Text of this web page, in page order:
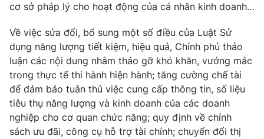
Ðiện thoại Thời báo VTV:024.66 897 897
Email:toasoan@vtv.vn
Liên hệ quảng cáo: 024-7300.7108
cơ sở pháp lý cho hoạt động của cá nhân kinh doanh…
Về việc sửa đổi, bổ sung một số điều của Luật Sử
dụng năng lượng tiết kiệm, hiệu quả, Chính phủ thảo
luận các nội dung nhằm tháo gỡ khó khăn, vướng mắc
trong thực tế thi hành hiện hành; tăng cường chế tài
để đảm bảo tuân thủ việc cung cấp thông tin, số liệu
tiêu thụ năng lượng và kinh doanh của các doanh
nghiệp cho cơ quan chức năng; quy định về chính
sách ưu đãi, công cụ hỗ trợ tài chính; chuyển đổi thị